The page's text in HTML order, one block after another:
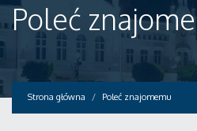
Poleć
Strona główna Poleć znajomemu